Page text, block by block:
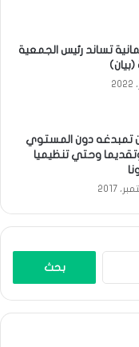
تساند رئيس الجمعية
(بيان)
تمبدغه دون المستوي
وحتي تنظيميا